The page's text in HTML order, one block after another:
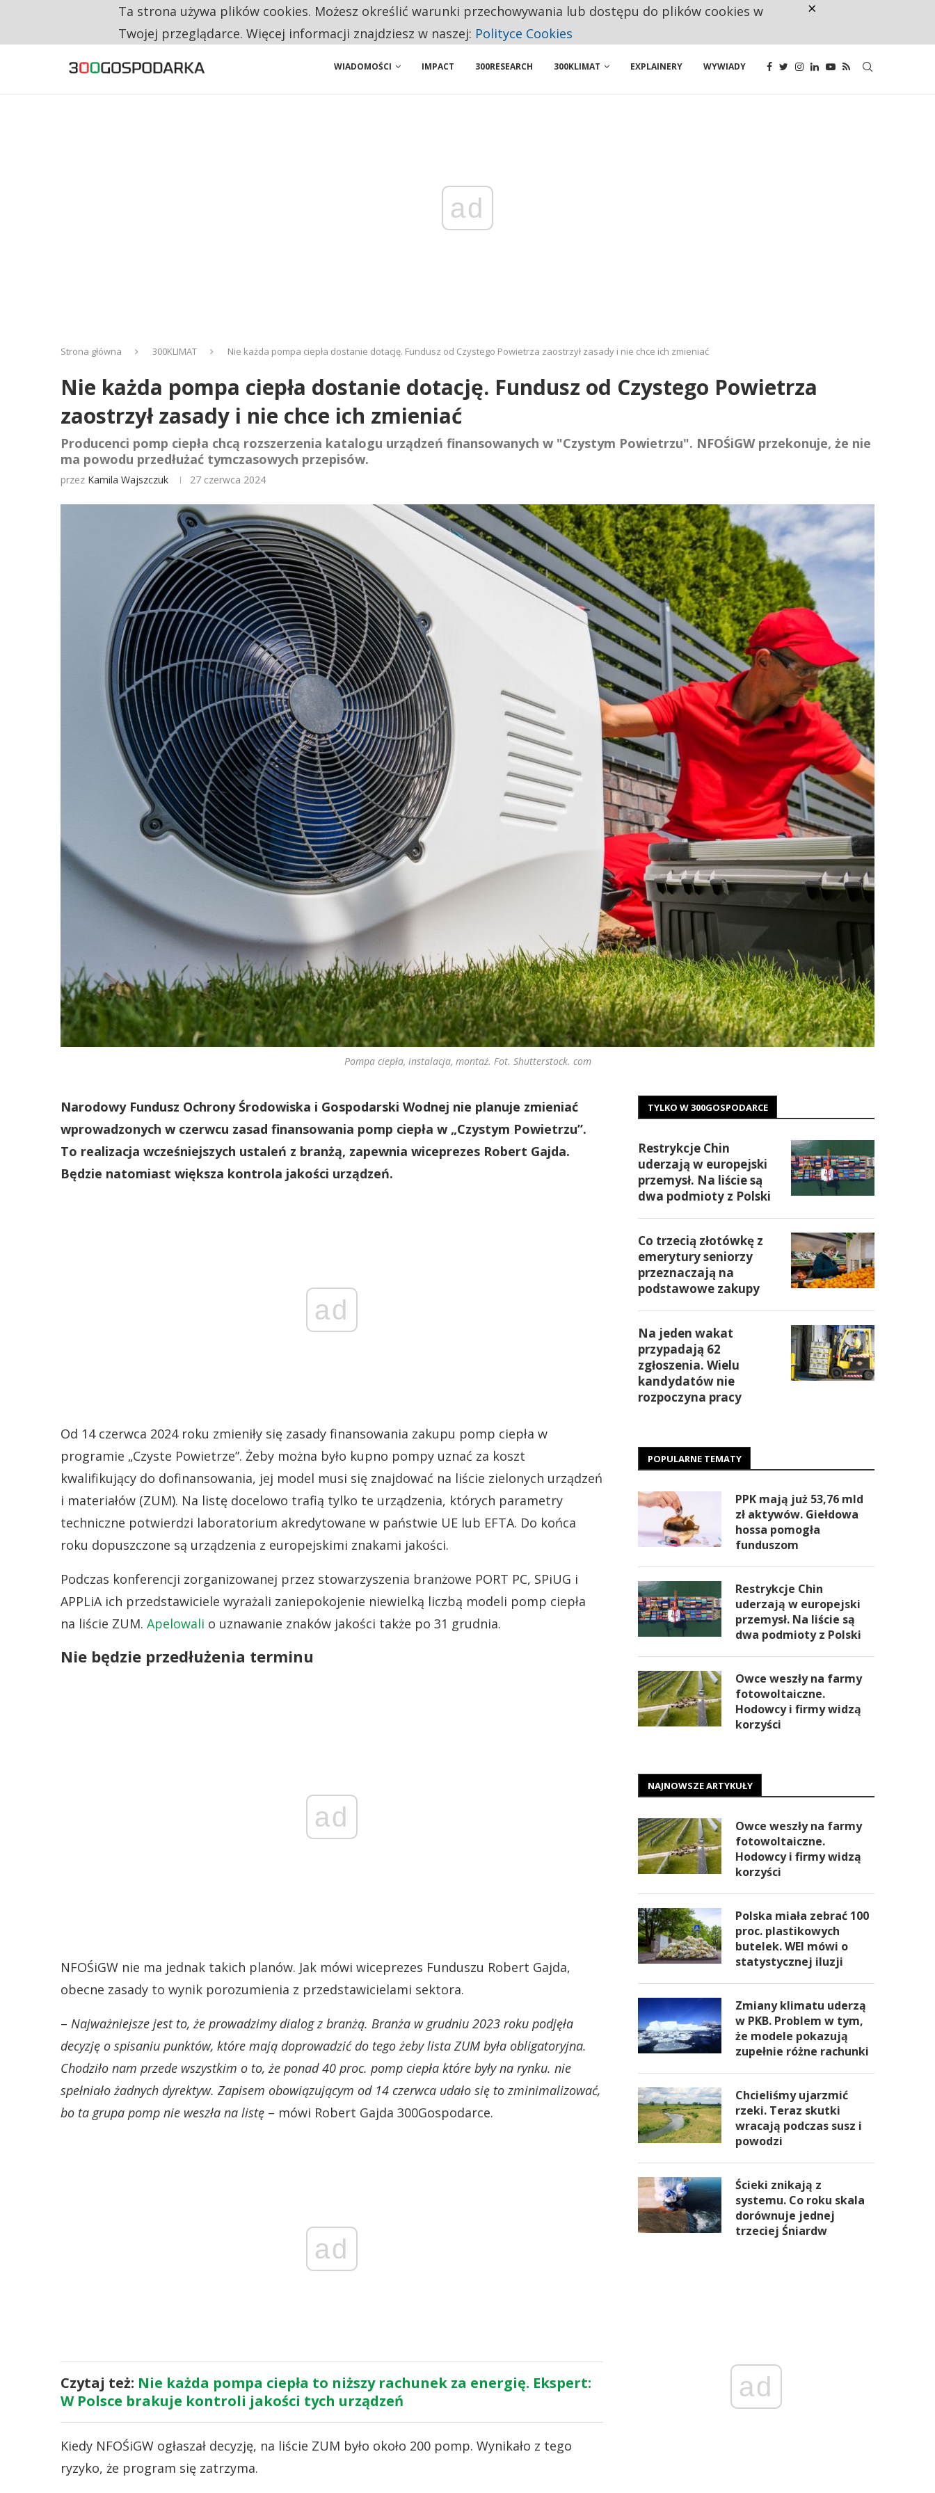
NA JEDEN WAKAT PRZYPADAJĄ 62 ZGŁOSZENIA. WIELU KANDYDATÓW NIE ROZPOCZYNA PRACY
WIADOMOŚCI IMPACT 300RESEARCH 300KLIMAT EXPLAINERY WYWIADY
ad
Strona główna 300KLIMAT Nie każda pompa ciepła dostanie dotację. Fundusz od Czystego Powietrza zaostrzył zasady i nie chce ich zmieniać
Nie każda pompa ciepła dostanie dotację. Fundusz od Czystego Powietrza
zaostrzył zasady i nie chce ich zmieniać
Producenci pomp ciepła chcą rozszerzenia katalogu urządzeń finansowanych w "Czystym Powietrzu". NFOŚiGW przekonuje, że nie
ma powodu przedłużać tymczasowych przepisów.
przez Kamila Wajszczuk 27 czerwca 2024
Pompa ciepła, instalacja, montaż. Fot. Shutterstock. com
Narodowy Fundusz Ochrony Środowiska i Gospodarski Wodnej nie planuje zmieniać
wprowadzonych w czerwcu zasad finansowania pomp ciepła w „Czystym Powietrzu”.
To realizacja wcześniejszych ustaleń z branżą, zapewnia wiceprezes Robert Gajda.
Będzie natomiast większa kontrola jakości urządzeń.
ad
Od 14 czerwca 2024 roku zmieniły się zasady finansowania zakupu pomp ciepła w
programie „Czyste Powietrze”. Żeby można było kupno pompy uznać za koszt
kwalifikujący do dofinansowania, jej model musi się znajdować na liście zielonych urządzeń
i materiałów (ZUM). Na listę docelowo trafią tylko te urządzenia, których parametry
techniczne potwierdzi laboratorium akredytowane w państwie UE lub EFTA. Do końca
roku dopuszczone są urządzenia z europejskimi znakami jakości.
Podczas konferencji zorganizowanej przez stowarzyszenia branżowe PORT PC, SPiUG i
APPLiA ich przedstawiciele wyrażali zaniepokojenie niewielką liczbą modeli pomp ciepła
na liście ZUM. Apelowali o uznawanie znaków jakości także po 31 grudnia.
Nie będzie przedłużenia terminu
ad
NFOŚiGW nie ma jednak takich planów. Jak mówi wiceprezes Funduszu Robert Gajda,
obecne zasady to wynik porozumienia z przedstawicielami sektora.
– Najważniejsze jest to, że prowadzimy dialog z branżą. Branża w grudniu 2023 roku podjęła
decyzję o spisaniu punktów, które mają doprowadzić do tego żeby lista ZUM była obligatoryjna.
Chodziło nam przede wszystkim o to, że ponad 40 proc. pomp ciepła które były na rynku. nie
spełniało żadnych dyrektyw. Zapisem obowiązującym od 14 czerwca udało się to zminimalizować,
bo ta grupa pomp nie weszła na listę – mówi Robert Gajda 300Gospodarce.
ad
Czytaj też: Nie każda pompa ciepła to niższy rachunek za energię. Ekspert:
W Polsce brakuje kontroli jakości tych urządzeń
Kiedy NFOŚiGW ogłaszał decyzję, na liście ZUM było około 200 pomp. Wynikało z tego
ryzyko, że program się zatrzyma.
TYLKO W 300GOSPODARCE
Restrykcje Chin
uderzają w europejski
przemysł. Na liście są
dwa podmioty z Polski
Co trzecią złotówkę z
emerytury seniorzy
przeznaczają na
podstawowe zakupy
Na jeden wakat
przypadają 62
zgłoszenia. Wielu
kandydatów nie
rozpoczyna pracy
POPULARNE TEMATY
PPK mają już 53,76 mld
zł aktywów. Giełdowa
hossa pomogła
funduszom
Restrykcje Chin
uderzają w europejski
przemysł. Na liście są
dwa podmioty z Polski
Owce weszły na farmy
fotowoltaiczne.
Hodowcy i firmy widzą
korzyści
NAJNOWSZE ARTYKUŁY
Owce weszły na farmy
fotowoltaiczne.
Hodowcy i firmy widzą
korzyści
Polska miała zebrać 100
proc. plastikowych
butelek. WEI mówi o
statystycznej iluzji
Zmiany klimatu uderzą
w PKB. Problem w tym,
że modele pokazują
zupełnie różne rachunki
Chcieliśmy ujarzmić
rzeki. Teraz skutki
wracają podczas susz i
powodzi
Ścieki znikają z
systemu. Co roku skala
dorównuje jednej
trzeciej Śniardw
ad
Ta strona używa plików cookies. Możesz określić warunki przechowywania lub dostępu do plików cookies w
Twojej przeglądarce. Więcej informacji znajdziesz w naszej: Polityce Cookies
×